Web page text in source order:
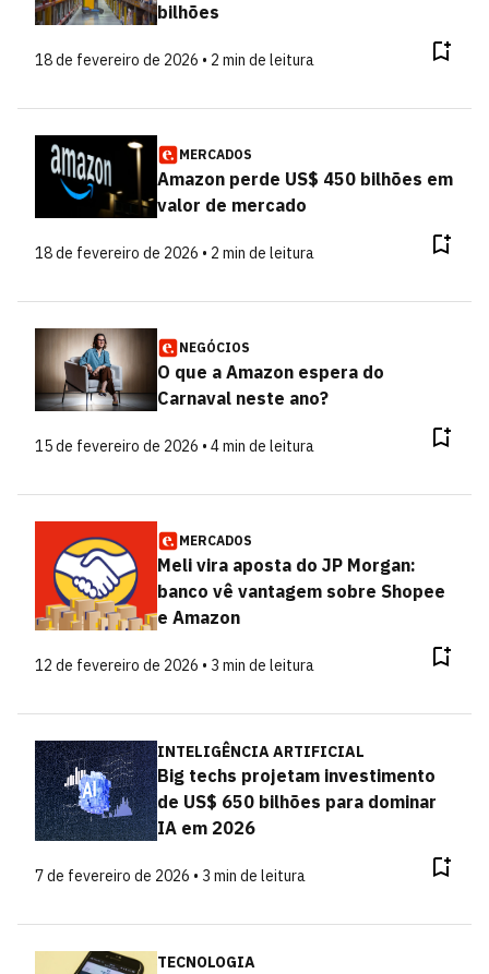
bilhões
18 de fevereiro de 2026 • 2 min de leitura
MERCADOS
Amazon perde US$ 450 bilhões em
valor de mercado
18 de fevereiro de 2026 • 2 min de leitura
NEGÓCIOS
O que a Amazon espera do
Carnaval neste ano?
15 de fevereiro de 2026 • 4 min de leitura
MERCADOS
Meli vira aposta do JP Morgan:
banco vê vantagem sobre Shopee
e Amazon
12 de fevereiro de 2026 • 3 min de leitura
INTELIGÊNCIA ARTIFICIAL
Big techs projetam investimento
de US$ 650 bilhões para dominar
IA em 2026
7 de fevereiro de 2026 • 3 min de leitura
TECNOLOGIA